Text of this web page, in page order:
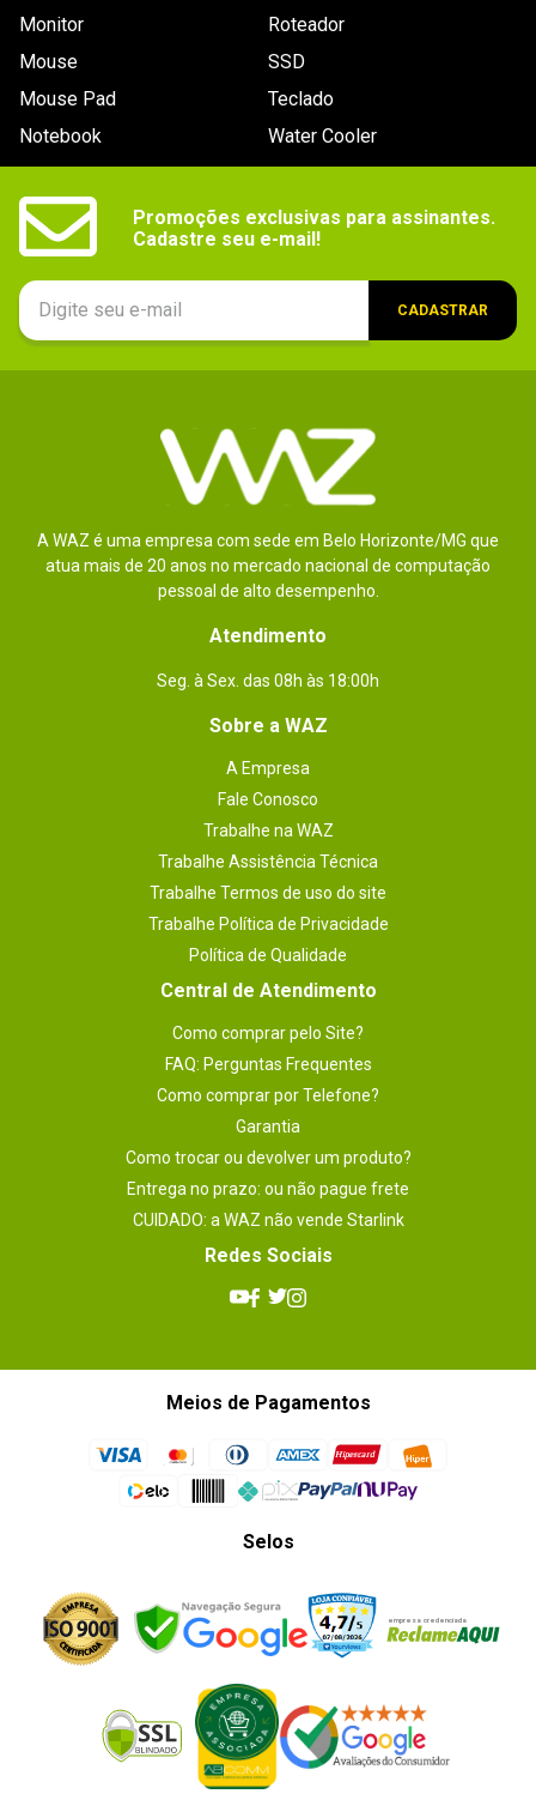
Monitor
Mouse
Mouse Pad
Notebook
Roteador
SSD
Teclado
Water Cooler
Promoções exclusivas para assinantes.
Cadastre seu e-mail!
CADASTRAR
A WAZ é uma empresa com sede em Belo Horizonte/MG que
atua mais de 20 anos no mercado nacional de computação
pessoal de alto desempenho.
Atendimento
Seg. à Sex. das 08h às 18:00h
Sobre a WAZ
A Empresa
Fale Conosco
Trabalhe na WAZ
Trabalhe Assistência Técnica
Trabalhe Termos de uso do site
Trabalhe Política de Privacidade
Política de Qualidade
Central de Atendimento
Como comprar pelo Site?
FAQ: Perguntas Frequentes
Como comprar por Telefone?
Garantia
Como trocar ou devolver um produto?
Entrega no prazo: ou não pague frete
CUIDADO: a WAZ não vende Starlink
Redes Sociais
Meios de Pagamentos
Selos